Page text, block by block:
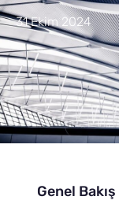
31 Ekim 2024
Genel Bakış